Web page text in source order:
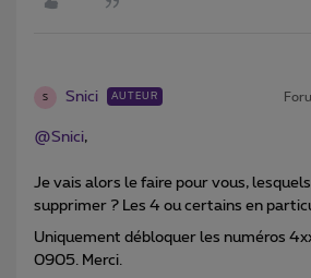
S Snici AUTEUR
@Snici,
Je vais alors le faire pour vous,
supprimer ? Les 4 ou certains en
Uniquement débloquer les numéros
0905. Merci.